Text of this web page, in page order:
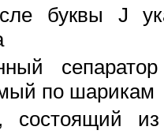
буквы J
по шарикам
состоящий